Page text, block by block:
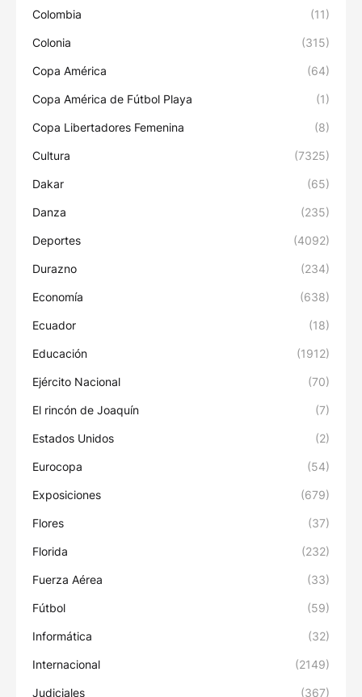
Colombia (11)
Colonia (315)
Copa América (64)
Copa América de Fútbol Playa (1)
Copa Libertadores Femenina (8)
Cultura (7325)
Dakar (65)
Danza (235)
Deportes (4092)
Durazno (234)
Economía (638)
Ecuador (18)
Educación (1912)
Ejército Nacional (70)
El rincón de Joaquín (7)
Estados Unidos (2)
Eurocopa (54)
Exposiciones (679)
Flores (37)
Florida (232)
Fuerza Aérea (33)
Fútbol (59)
Informática (32)
Internacional (2149)
Judiciales (367)